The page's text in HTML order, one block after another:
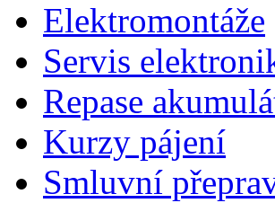
Elektromontáže
Servis
Repase
Kurzy pájení
Smluvní